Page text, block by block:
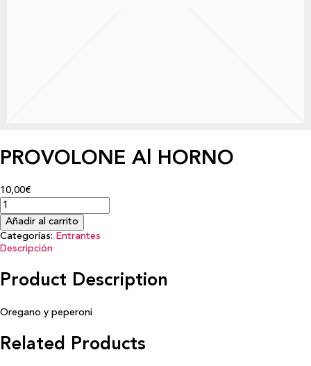
PROVOLONE Al HORNO
10,00€
Añadir al carrito
Categorías: Entrantes
Descripción
Product Description
Oregano y peperoni
Related Products